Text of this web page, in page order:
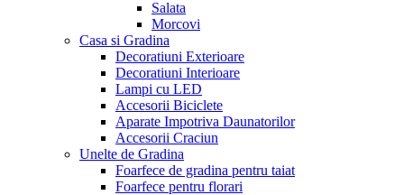
Salata
Morcovi
Casa si Gradina
Decoratiuni Exterioare
Decoratiuni Interioare
Lampi cu LED
Accesorii Biciclete
Aparate Impotriva Daunatorilor
Accesorii Craciun
Unelte de Gradina
Foarfece de gradina pentru taiat
Foarfece pentru florari